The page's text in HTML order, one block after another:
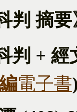
判 摘
判 +
電子書